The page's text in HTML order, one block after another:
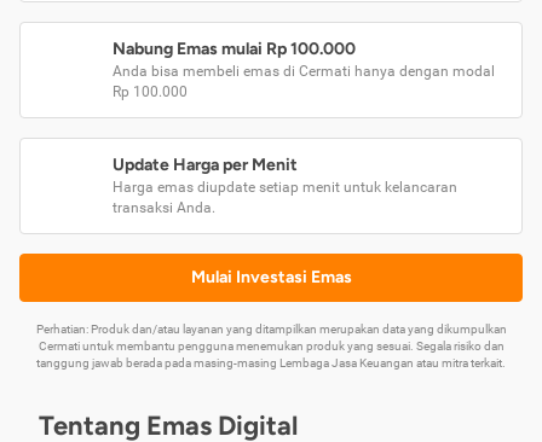
Nabung Emas mulai Rp 100.000
Anda bisa membeli emas di Cermati hanya dengan modal
Rp 100.000
Update Harga per Menit
Harga emas diupdate setiap menit untuk kelancaran
transaksi Anda.
Mulai Investasi Emas
Perhatian: Produk dan/atau layanan yang ditampilkan merupakan data yang dikumpulkan
Cermati untuk membantu pengguna menemukan produk yang sesuai. Segala risiko dan
tanggung jawab berada pada masing-masing Lembaga Jasa Keuangan atau mitra terkait.
Tentang Emas Digital